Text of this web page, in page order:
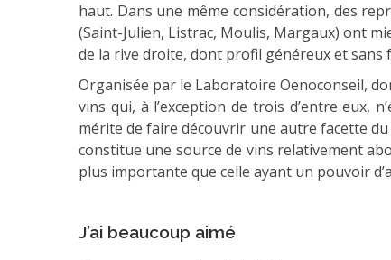
haut. Dans une même considération, des
(Saint-Julien, Listrac, Moulis, Margaux) ont
de la rive droite, dont profil généreux et sans
Organisée par le Laboratoire Oenoconseil,
vins qui, à l’exception de trois d’entre eux,
mérite de faire découvrir une autre facette
constitue une source de vins relativement
plus importante que celle ayant un pouvoir
J’ai beaucoup aimé